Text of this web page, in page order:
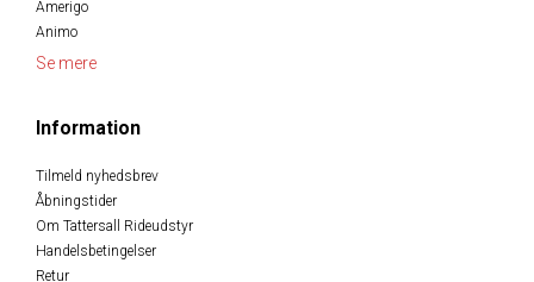
Amerigo
Animo
Se mere
Information
Tilmeld nyhedsbrev
Åbningstider
Om Tattersall Rideudstyr
Handelsbetingelser
Retur